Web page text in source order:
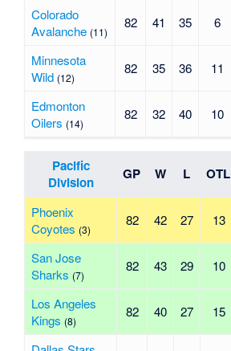
Colorado
Avalanche (11)
82 41 35 6
Minnesota
Wild (12)
82 35 36 11
Edmonton
Oilers (14)
82 32 40 10
Pacific
Division
GP W L OTL
Phoenix
Coyotes (3)
82 42 27 13
San Jose
Sharks (7)
82 43 29 10
Los Angeles
Kings (8)
82 40 27 15